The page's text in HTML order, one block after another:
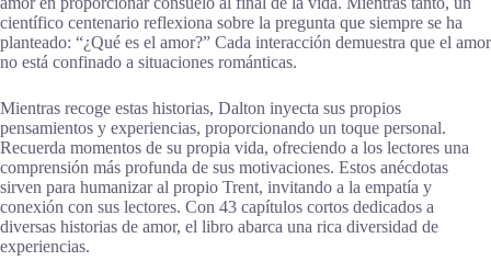
científico centenario reflexiona sobre la pregunta que siempre se ha
planteado: “¿Qué es el amor?” Cada interacción demuestra que el amor
no está confinado a situaciones románticas.
Mientras recoge estas historias, Dalton inyecta sus propios
pensamientos y experiencias, proporcionando un toque personal.
Recuerda momentos de su propia vida, ofreciendo a los lectores una
comprensión más profunda de sus motivaciones. Estos anécdotas
sirven para humanizar al propio Trent, invitando a la empatía y
conexión con sus lectores. Con 43 capítulos cortos dedicados a
diversas historias de amor, el libro abarca una rica diversidad de
experiencias.